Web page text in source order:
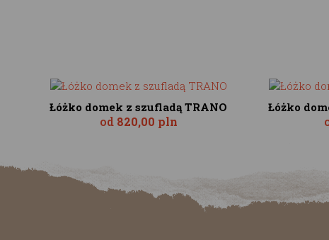
Łóżko domek z szufladą TRANO
od 820,00 pln
Łóżko